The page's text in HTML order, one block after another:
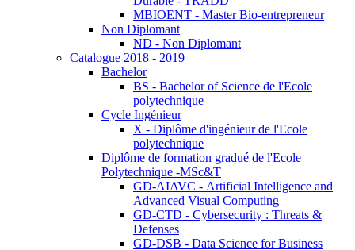
MBIOENT - Master Bio-entrepreneur
Non Diplomant
ND - Non Diplomant
Catalogue 2018 - 2019
Bachelor
BS - Bachelor of Science de l'Ecole
polytechnique
Cycle Ingénieur
X - Diplôme d'ingénieur de l'Ecole
polytechnique
Diplôme de formation gradué de l'Ecole
Polytechnique -MSc&T
GD-AIAVC - Artificial Intelligence and
Advanced Visual Computing
GD-CTD - Cybersecurity : Threats &
Defenses
GD-DSB - Data Science for Business